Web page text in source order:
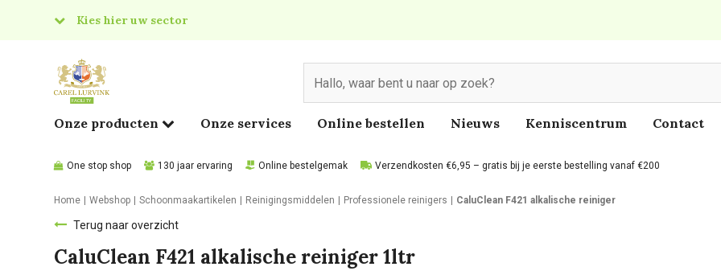
Kies hier uw sector
Food
Onze producten Onze services Online bestellen Nieuws Kenniscentrum Contact
One stop shop 130 jaar ervaring Online bestelgemak Verzendkosten €6,95 – gratis bij je eerste bestelling vanaf €200
Home Webshop Schoonmaakartikelen Reinigingsmiddelen Professionele reinigers CaluClean F421 alkalische reiniger
Terug naar overzicht
CaluClean F421 alkalische reiniger 1ltr